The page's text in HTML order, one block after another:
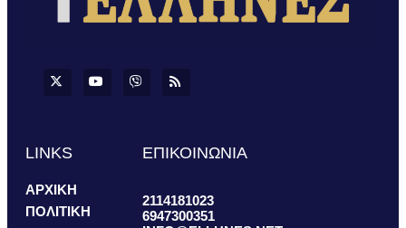
LINKS
ΑΡΧΙΚΗ
ΠΟΛΙΤΙΚΗ
ΕΠΙΚΟΙΝΩΝΙΑ
2114181023
6947300351